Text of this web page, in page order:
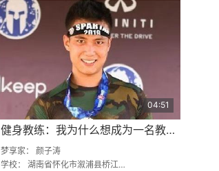
04:51
健身教练：我为什么想成为一名教练
梦享家：颜子涛
学校：湖南省怀化市溆浦县桥江大湾学校